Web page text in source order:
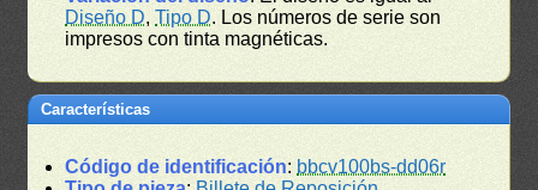
Diseño D,Tipo D. Los números de serie son
impresos con tinta magnéticas.
Características
Código de identificación: bbcv100bs-dd06r